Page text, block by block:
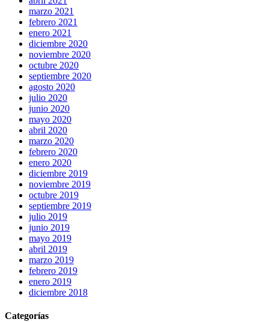
marzo 2021
febrero 2021
enero 2021
diciembre 2020
noviembre 2020
octubre 2020
septiembre 2020
agosto 2020
julio 2020
junio 2020
mayo 2020
abril 2020
marzo 2020
febrero 2020
enero 2020
diciembre 2019
noviembre 2019
octubre 2019
septiembre 2019
julio 2019
junio 2019
mayo 2019
abril 2019
marzo 2019
febrero 2019
enero 2019
diciembre 2018
Categorías